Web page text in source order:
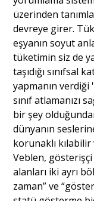
üzerinden
devreye girer.
eşyanın soyut
tüketimin siz de
taşıdığı sınıfsal
yapmanın verdiği
sınıf atlamanızı
bir şey
dünyanın
korunaklı
Veblen,
alanları iki ayrı
zaman” ve